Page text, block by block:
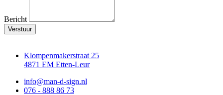
Bericht
Verstuur
Klompenmakerstraat 25
4871 EM Etten-Leur
info@man-d-sign.nl
076 - 888 86 73